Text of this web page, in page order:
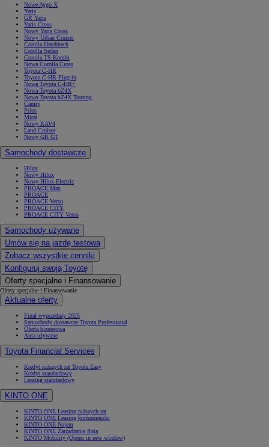
Nowe Aygo X
Yaris
GR Yaris
Yaris Cross
Nowy Yaris Cross
Nowy Urban Cruiser
Corolla Hatchback
Corolla Sedan
Corolla TS Kombi
Nowa Corolla Cross
Toyota C-HR
Toyota C-HR Plug-in
Nowa Toyota C-HR+
Nowa Toyota bZ4X
Nowa Toyota bZ4X Touring
Camry
Prius
Mirai
Nowy RAV4
Land Cruiser
Nowy GR GT
Samochody dostawcze
Hilux
Nowy Hilux
Nowy Hilux Electric
PROACE Max
PROACE
PROACE Verso
PROACE CITY
PROACE CITY Verso
Samochody używane
Umów się na jazdę testową
Zobacz wszystkie cenniki
Konfiguruj swoją Toyotę
Oferty specjalne i Finansowanie
Oferty specjalne i Finansowanie
Aktualne oferty
Finał wyprzedaży 2025
Samochody dostawcze Toyota Professional
Oferta biznesowa
Auta używane
Toyota Financial Services
Kredyt niższych rat Toyota Easy
Kredyt standardowy
Leasing standardowy
KINTO ONE
KINTO ONE Leasing niższych rat
KINTO ONE Leasing konsumencki
KINTO ONE Najem
KINTO ONE Zarządzanie flotą
KINTO Mobility (Opens in new window)